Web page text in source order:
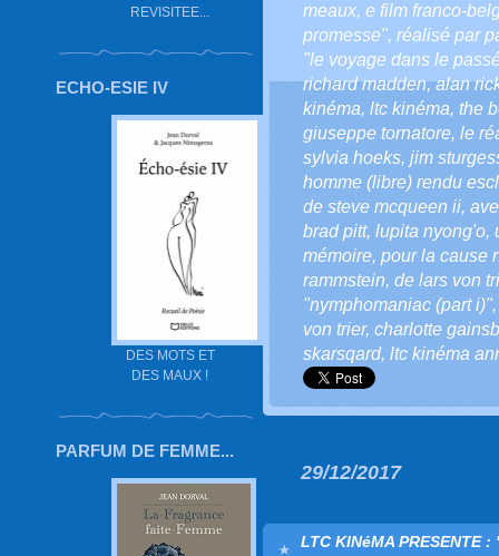
REVISITEE...
ECHO-ESIE IV
DES MOTS ET
DES MAUX !
PARFUM DE FEMME...
meaux, e film franco-
promesse", réalisé par
"le voyage dans le
richard madden,alan
kinéma, ltc kinéma, the
giuseppe tornatore, le
sylvia hoeks, jim
homme (libre) rendu
de steve mcqueen ii,
brad pitt, lupita nyong'o,
mémoire, pour la cause
rammstein, de lars von
"nymphomaniac (part i)"
von trier, charlotte
skarsqard, ltc kinéma
29/12/2017
LTC KINéMA